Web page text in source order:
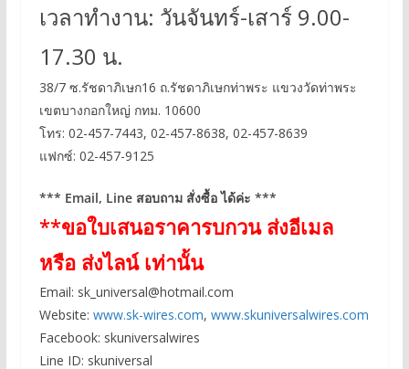
เวลาทำงาน: วันจันทร์-เสาร์ 9.00-
17.30 น.
38/7 ซ.รัชดาภิเษก16 ถ.รัชดาภิเษกท่าพระ แขวงวัดท่าพระ
เขตบางกอกใหญ่ กทม. 10600
โทร: 02-457-7443, 02-457-8638, 02-457-8639
แฟกซ์: 02-457-9125
*** Email, Line สอบถาม สั่งซื้อ ได้ค่ะ ***
**ขอใบเสนอราคารบกวน ส่งอีเมล
หรือ ส่งไลน์ เท่านั้น
Email: sk_universal@hotmail.com
Website: www.sk-wires.com, www.skuniversalwires.com
Facebook: skuniversalwires
Line ID: skuniversal